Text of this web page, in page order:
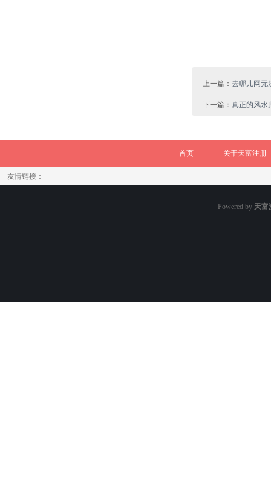
上一篇： 去哪儿网无
下一篇： 真正的风水
首页 关于天富注册
友情链接：
Powered by 天富